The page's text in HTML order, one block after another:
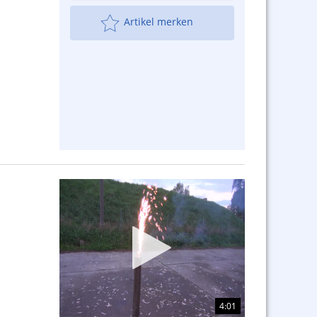
Artikel merken
4:01